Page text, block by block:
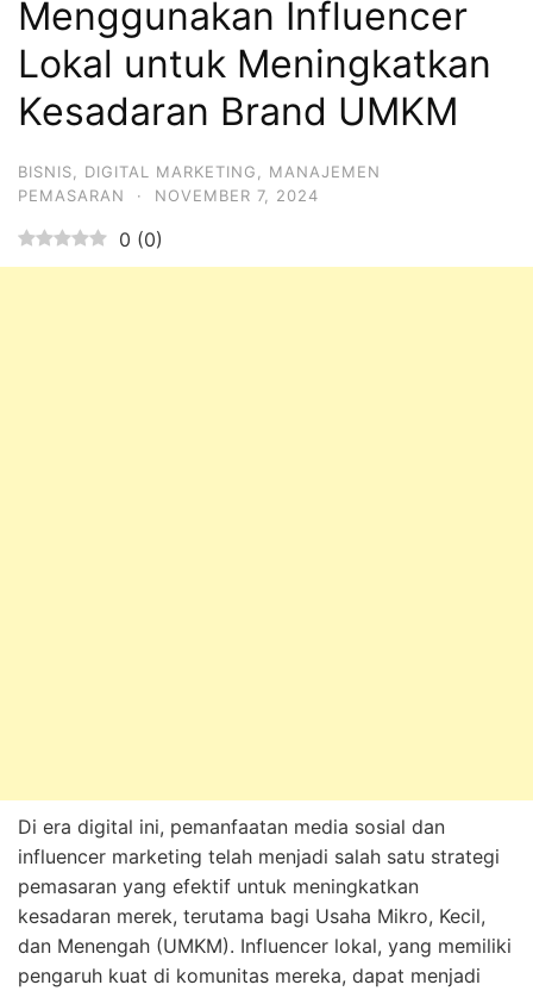
Menggunakan Influencer
Lokal untuk Meningkatkan
Kesadaran Brand UMKM
BISNIS DIGITAL MARKETING
MANAJEMEN
PEMASARAN
· NOVEMBER 7, 2024
0 (0)
Di era digital ini, pemanfaatan media sosial dan
influencer marketing telah menjadi salah satu strategi
pemasaran yang efektif untuk meningkatkan
kesadaran merek, terutama bagi Usaha Mikro, Kecil,
dan Menengah (UMKM). Influencer lokal, yang memiliki
pengaruh kuat di komunitas mereka, dapat menjadi